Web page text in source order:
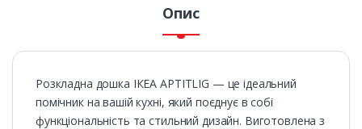
Опис
Розкладна дошка ІКЕА APTITLIG — це ідеальний
помічник на вашій кухні, який поєднує в собі
функціональність та стильний дизайн. Виготовлена з